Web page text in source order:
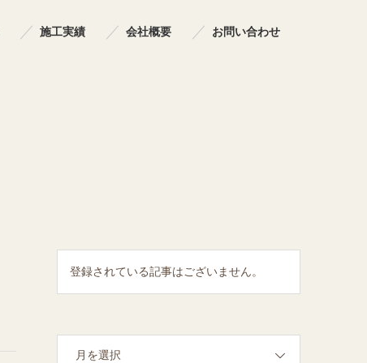
施工実績 会社概要 お問い合わせ
登録されている記事はございません。
月を選択